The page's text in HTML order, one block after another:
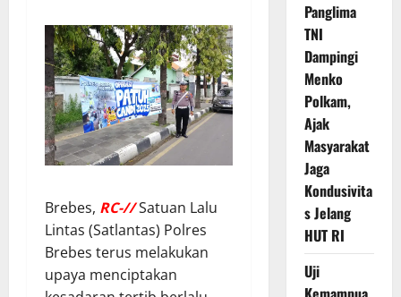
Brebes, RC-//Satuan Lalu
Lintas (Satlantas) Polres
Brebes terus melakukan
upaya menciptakan
Panglima
TNI
Dampingi
Menko
Polkam,
Ajak
Masyarakat
Jaga
Kondusivita
s Jelang
HUT RI
Uji